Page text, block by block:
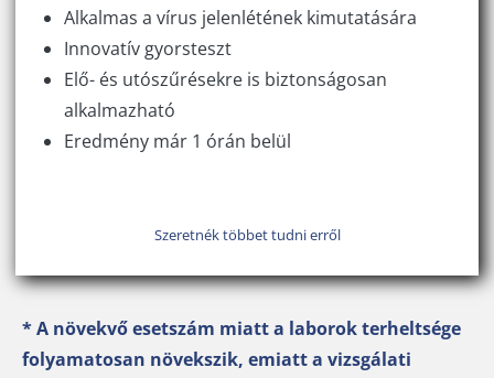
Alkalmas a vírus jelenlétének kimutatására
Innovatív gyorsteszt
Elő- és utószűrésekre is biztonságosan
alkalmazható
Eredmény már 1 órán belül
Szeretnék többet tudni erről
* A növekvő esetszám miatt a laborok terheltsége
folyamatosan növekszik, emiatt a vizsgálati